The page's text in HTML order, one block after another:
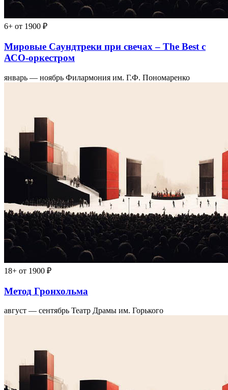
6+ от 1900 ₽
Мировые Саундтреки при свечах – The Best с
АСО-оркестром
январь — ноябрь Филармония им. Г.Ф. Пономаренко
18+ от 1900 ₽
Метод Гронхольма
август — сентябрь Театр Драмы им. Горького